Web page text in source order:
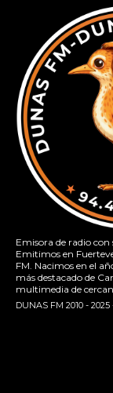
Emisora de radio
Emitimos en
FM. Nacimos en el
más destacado de
multimedia de
DUNAS FM 2010 -